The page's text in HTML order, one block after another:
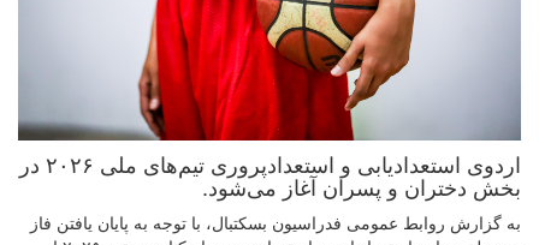
اردوی استعداد‌یابی و استعداد‌پروری تیم‌های ملی ۲۰۲۶ در
بخش دختران و پسران آغاز می‌شود.
به گزارش روابط عمومی فدراسیون بسکتبال، با توجه به پایان یافتن فاز